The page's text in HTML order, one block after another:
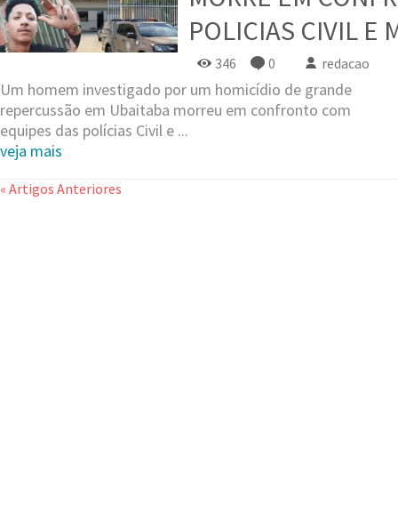
POLICIAS CIVIL E
346 0 redacao
Um homem investigado por um homicídio de grande
repercussão em Ubaitaba morreu em confronto com
equipes das polícias Civil e ...
veja mais
« Artigos Anteriores